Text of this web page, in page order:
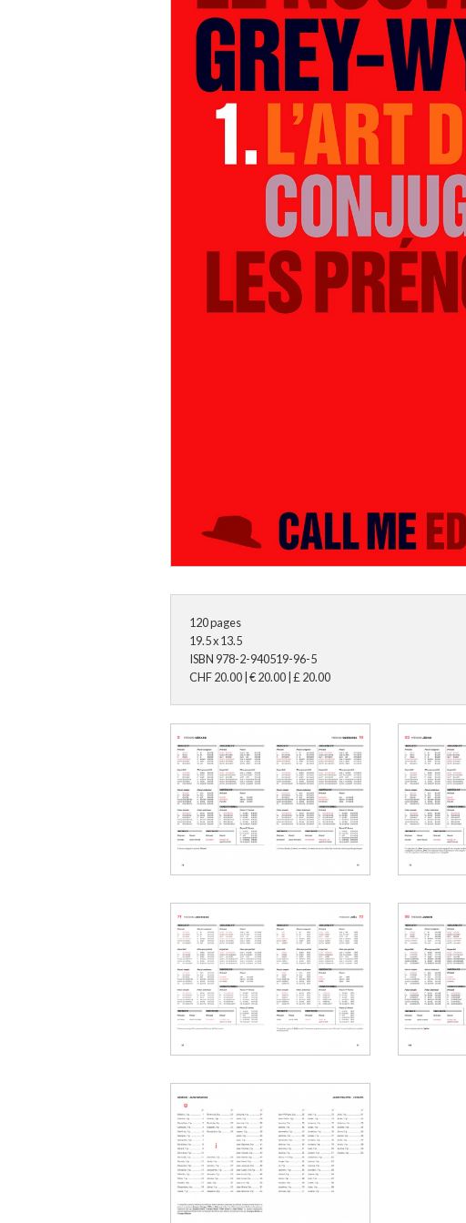
120pages
19.5 x 13.5
ISBN 978-2-940519-96-5
CHF20.00|€20.00|£ 20.00